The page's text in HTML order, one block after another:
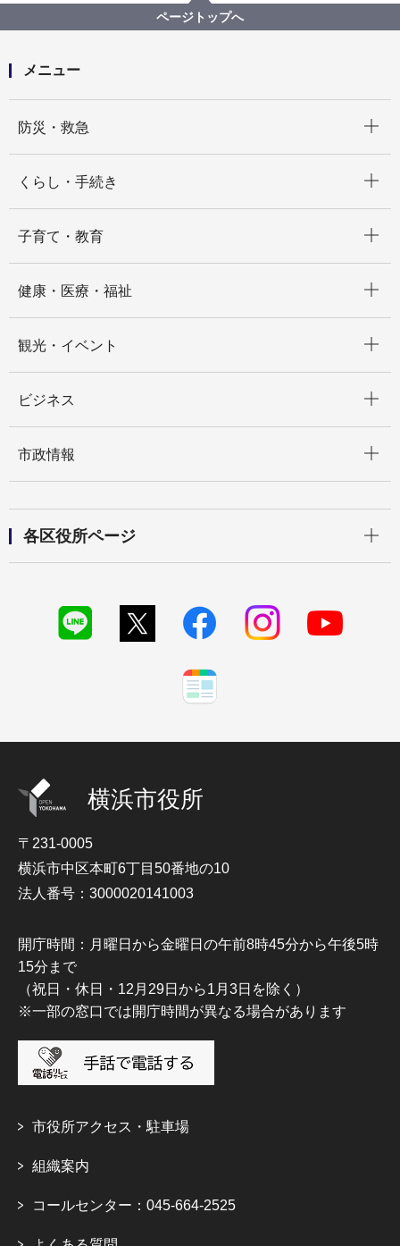
【結果公表】【公募型指名競争入札】令和５年度 新型
コロナウイルス感染症自宅療養者等に対する夜間・ 休
ページトップへ
メニュー
防災・救急
くらし・手続き
子育て・教育
健康・医療・福祉
観光・イベント
ビジネス
市政情報
各区役所ページ
横浜市役所
〒231-0005
横浜市中区本町6丁目50番地の10
法人番号：3000020141003
開庁時間：月曜日から金曜日の午前8時45分から午後5時
15分まで
（祝日・休日・12月29日から1月3日を除く）
※一部の窓口では開庁時間が異なる場合があります
市役所アクセス・駐車場
組織案内
コールセンター：045-664-2525